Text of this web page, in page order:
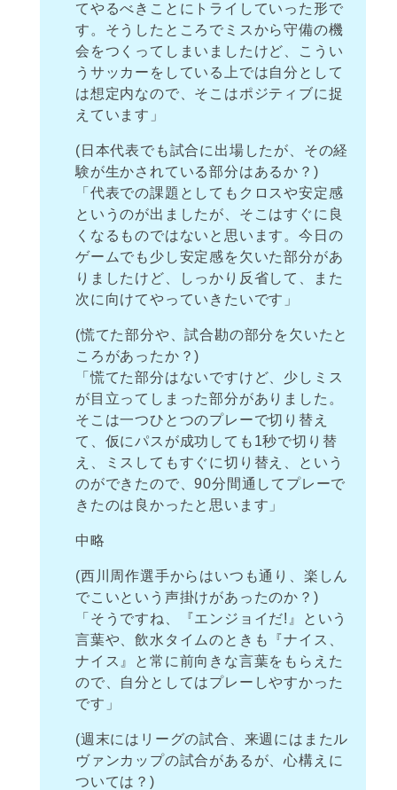
てやるべきことにトライしていった形で
す。そうしたところでミスから守備の機
会をつくってしまいましたけど、こうい
うサッカーをしている上では自分として
は想定内なので、そこはポジティブに捉
えています」
(日本代表でも試合に出場したが、その経
験が生かされている部分はあるか？)
「代表での課題としてもクロスや安定感
というのが出ましたが、そこはすぐに良
くなるものではないと思います。今日の
ゲームでも少し安定感を欠いた部分があ
りましたけど、しっかり反省して、また
次に向けてやっていきたいです」
(慌てた部分や、試合勘の部分を欠いたと
ころがあったか？)
「慌てた部分はないですけど、少しミス
が目立ってしまった部分がありました。
そこは一つひとつのプレーで切り替え
て、仮にパスが成功しても1秒で切り替
え、ミスしてもすぐに切り替え、という
のができたので、90分間通してプレーで
きたのは良かったと思います」
中略
(西川周作選手からはいつも通り、楽しん
でこいという声掛けがあったのか？)
「そうですね、『エンジョイだ!』という
言葉や、飲水タイムのときも『ナイス、
ナイス』と常に前向きな言葉をもらえた
ので、自分としてはプレーしやすかった
です」
(週末にはリーグの試合、来週にはまたル
ヴァンカップの試合があるが、心構えに
ついては？)